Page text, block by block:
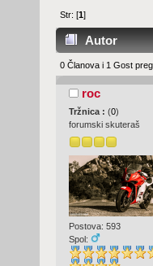
Str: [1]
Autor
0 Članova i 1 Gost
roc
Tržnica : (0)
forumski skuteraš
Postova: 593
Spol: